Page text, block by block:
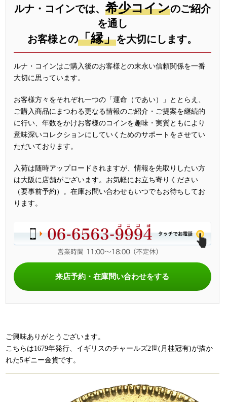
ルナ・コインでは、 希少コインのご紹介
を通し
お客様との「縁」を大切にします。
ルナ・コインはご購入後のお客様との末永い信頼関係を一番
大切に思っています。
お客様方々をそれぞれ一つの「運命（であい）」ととらえ、
ご購入商品にまつわる更なる情報のご紹介・ご提案を継続的
に行い、年数をかけお客様のコインを趣味・実質ともにより
意味深いコレクションにしていくためのサポートをさせてい
ただいております。
入荷は随時アップロードされますが、情報を先取りしたい方
は大阪に店舗がございます。お気軽にお立ち寄りください
（要事前予約）。在庫お問い合わせもいつでもお待ちしてお
ります。
来店予約・在庫問い合わせをする
ご興味ありがとうございます。
こちらは1679年発行、イギリスのチャールズ2世(月桂冠有)が描か
れた5ギニー金貨です。